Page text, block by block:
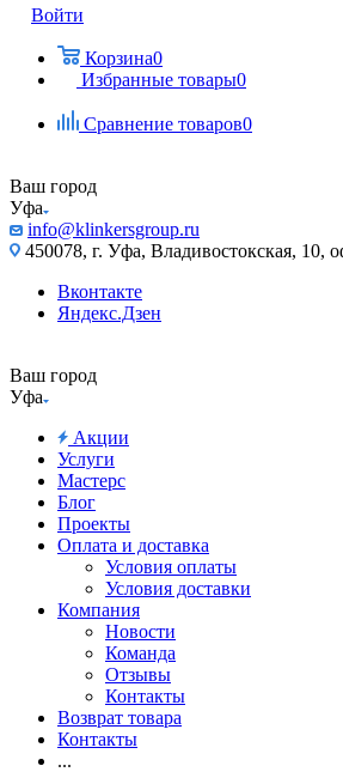
Войти
Корзина0
Избранные товары0
Сравнение товаров0
Ваш город
Уфа
info@klinkersgroup.ru
450078, г. Уфа, Владивостокская, 10,
Вконтакте
Яндекс.Дзен
Ваш город
Уфа
Акции
Услуги
Мастерс
Блог
Проекты
Оплата и доставка
Условия оплаты
Условия доставки
Компания
Новости
Команда
Отзывы
Контакты
Возврат товара
Контакты
...